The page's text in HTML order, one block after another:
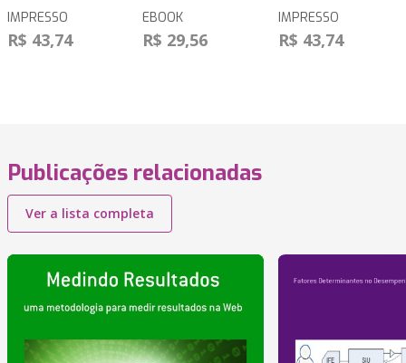
IMPRESSO
R$ 43,74
EBOOK
R$ 29,56
IMPRESSO
R$ 43,74
Publicações relacionadas
Ver a lista completa